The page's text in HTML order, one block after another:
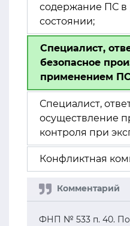
содержание ПС в
состоянии;
Специалист,
безопасное
применением
Специалист,
осуществление
контроля при
Конфликтная
ФНП № 533 п. 40.